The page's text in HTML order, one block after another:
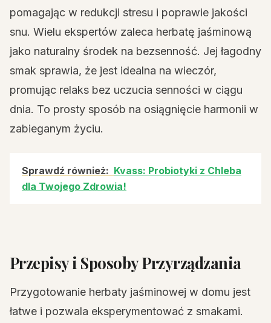
pomagając w redukcji stresu i poprawie jakości
snu. Wielu ekspertów zaleca herbatę jaśminową
jako naturalny środek na bezsenność. Jej łagodny
smak sprawia, że jest idealna na wieczór,
promując relaks bez uczucia senności w ciągu
dnia. To prosty sposób na osiągnięcie harmonii w
zabieganym życiu.
Sprawdź również: Kvass: Probiotyki z Chleba
dla Twojego Zdrowia!
Przepisy i Sposoby Przyrządzania
Przygotowanie herbaty jaśminowej w domu jest
łatwe i pozwala eksperymentować z smakami.